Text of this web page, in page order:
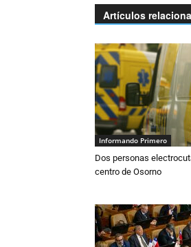
Artículos
Informando Primero
Dos personas
centro de Osorno